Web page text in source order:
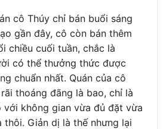
cô Thúy chỉ bán buổi sáng
gần đây, cô còn bán thêm
chiều cuối tuần, chắc là
có thể thưởng thức được
chuẩn nhất. Quán của cô
thoáng đãng là bao, chỉ là
với không gian vừa đủ đặt vừa
thôi. Giản dị là thế nhưng lại